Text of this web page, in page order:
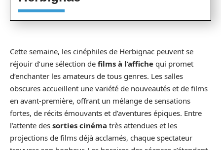
Cette semaine, les cinéphiles de Herbignac peuvent se
réjouir d’une sélection de films à l’affiche qui promet
d’enchanter les amateurs de tous genres. Les salles
obscures accueillent une variété de nouveautés et de films
en avant-première, offrant un mélange de sensations
fortes, de récits émouvants et d’aventures épiques. Entre
l’attente des sorties cinéma très attendues et les
projections de films déjà acclamés, chaque spectateur